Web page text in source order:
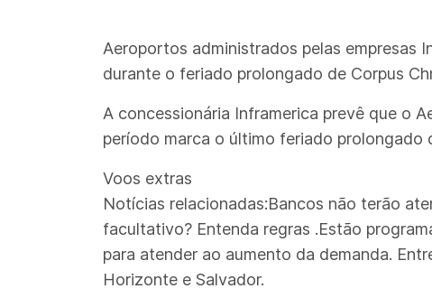
Aeroportos administrados pelas empresas
durante o feriado prolongado de Corpus
A concessionária Inframerica prevê que o
período marca o último feriado prolongado
Voos extras
Notícias relacionadas:Bancos não terão
facultativo? Entenda regras .Estão
para atender ao aumento da demanda.
Horizonte e Salvador.